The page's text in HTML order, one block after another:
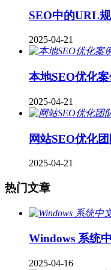
SEO中的URL
2025-04-21
本地SEO优化
2025-04-21
网站SEO优化
2025-04-21
热门文章
Windows 系统
2025-04-16